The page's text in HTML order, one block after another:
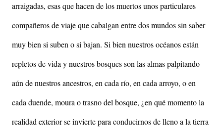
arraigadas, esas que hacen de los muertos unos particulares
compañeros de viaje que cabalgan entre dos mundos sin saber
muy bien si suben o si bajan. Si bien nuestros océanos están
repletos de vida y nuestros bosques son las almas palpitando
aún de nuestros ancestros, en cada río, en cada arroyo, o en
cada duende, moura o trasno del bosque, ¿en qué momento la
realidad exterior se invierte para conducirnos de lleno a la tierra